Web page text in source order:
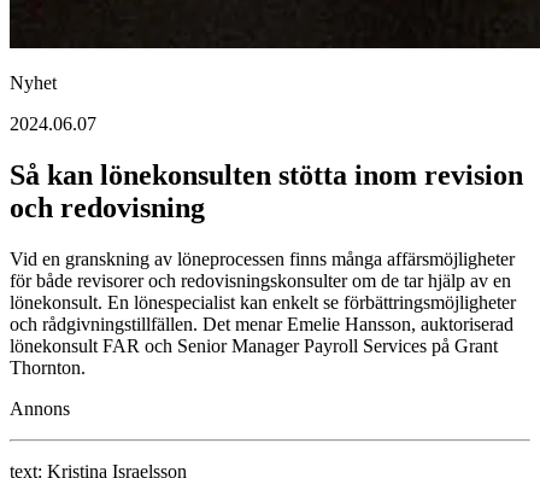
Nyhet
2024.06.07
Så kan lönekonsulten stötta inom revision
och redovisning
Vid en granskning av löneprocessen finns många affärsmöjligheter
för både revisorer och redovisningskonsulter om de tar hjälp av en
lönekonsult. En lönespecialist kan enkelt se förbättringsmöjligheter
och rådgivningstillfällen. Det menar Emelie Hansson, auktoriserad
lönekonsult FAR och Senior Manager Payroll Services på Grant
Thornton.
Annons
text: Kristina Israelsson